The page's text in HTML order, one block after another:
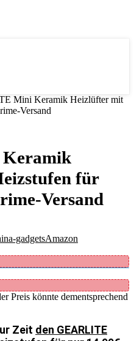
Mini Keramik Heizlüfter mit
Versand
für
Versand
gadgetsAmazon
Preis könnte dementsprechend
Zeit den GEARLITE